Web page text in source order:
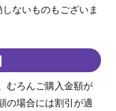
ないものもございま
むろんご購入金額が
の場合には割引が適